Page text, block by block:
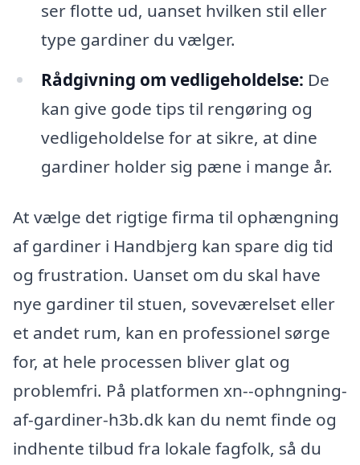
ser flotte ud, uanset hvilken stil eller
type gardiner du vælger.
Rådgivning om vedligeholdelse: De
kan give gode tips til rengøring og
vedligeholdelse for at sikre, at dine
gardiner holder sig pæne i mange år.
At vælge det rigtige firma til ophængning
af gardiner i Handbjerg kan spare dig tid
og frustration. Uanset om du skal have
nye gardiner til stuen, soveværelset eller
et andet rum, kan en professionel sørge
for, at hele processen bliver glat og
problemfri. På platformen xn--ophngning-
af-gardiner-h3b.dk kan du nemt finde og
indhente tilbud fra lokale fagfolk, så du